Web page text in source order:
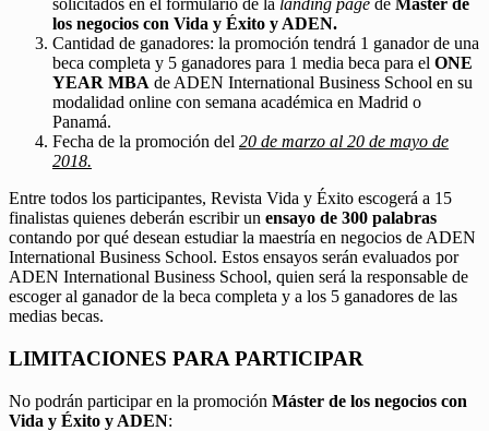
solicitados en el formulario de la landing page de Máster de
los negocios con Vida y Éxito y ADEN.
Cantidad de ganadores: la promoción tendrá 1 ganador de una
beca completa y 5 ganadores para 1 media beca para el ONE
YEAR MBA de ADEN International Business School en su
modalidad online con semana académica en Madrid o
Panamá.
Fecha de la promoción del 20 de marzo al 20 de mayo de
2018.
Entre todos los participantes, Revista Vida y Éxito escogerá a 15
finalistas quienes deberán escribir un ensayo de 300 palabras
contando por qué desean estudiar la maestría en negocios de ADEN
International Business School. Estos ensayos serán evaluados por
ADEN International Business School, quien será la responsable de
escoger al ganador de la beca completa y a los 5 ganadores de las
medias becas.
LIMITACIONES PARA PARTICIPAR
No podrán participar en la promoción Máster de los negocios con
Vida y Éxito y ADEN: